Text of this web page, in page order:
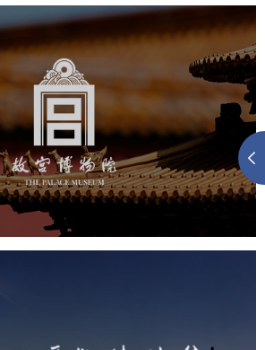
宫博物院
馆 智慧博物馆
博物馆网站建设
文创商城 万能专题 网站代运营